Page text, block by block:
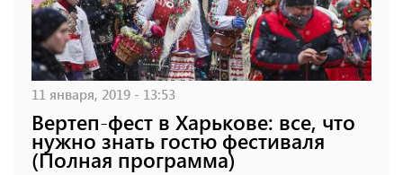
11 января, 2019 - 13:53
Вертеп-фест в Харькове: все, что
нужно знать гостю фестиваля
(Полная программа)